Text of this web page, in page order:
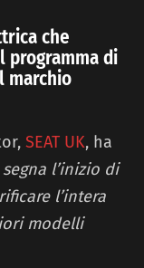
che
programma di
marchio
SEAT UK, ha
l’inizio di
l’intera
modelli